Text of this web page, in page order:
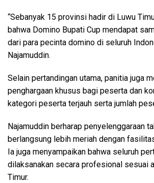
“Sebanyak 15 provinsi hadir di Luwu
bahwa Domino Bupati Cup mendapat
dari para pecinta domino di seluruh
Najamuddin.
Selain pertandingan utama, panitia juga
penghargaan khusus bagi peserta dan
kategori peserta terjauh serta jumlah
Najamuddin berharap penyelenggaraan
berlangsung lebih meriah dengan
Ia juga menyampaikan bahwa seluruh
dilaksanakan secara profesional sesuai
Timur.